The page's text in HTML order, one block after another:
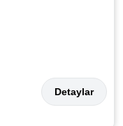
Detaylar